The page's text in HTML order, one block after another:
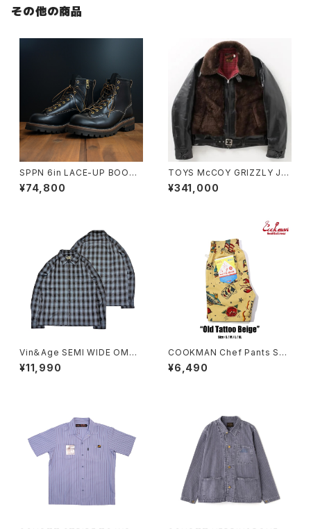
その他の商品
SPPN 6in LACE-UP BOOTS
BLACK TUMAZ
¥74,800
TOYS McCOY GRIZZLY JA
CKET
¥341,000
Vin＆Age SEMI WIDE OMBR
E CHECK SHIRT
¥11,990
COOKMAN Chef Pants Sho
rt Old Tattoo Beige
¥6,490